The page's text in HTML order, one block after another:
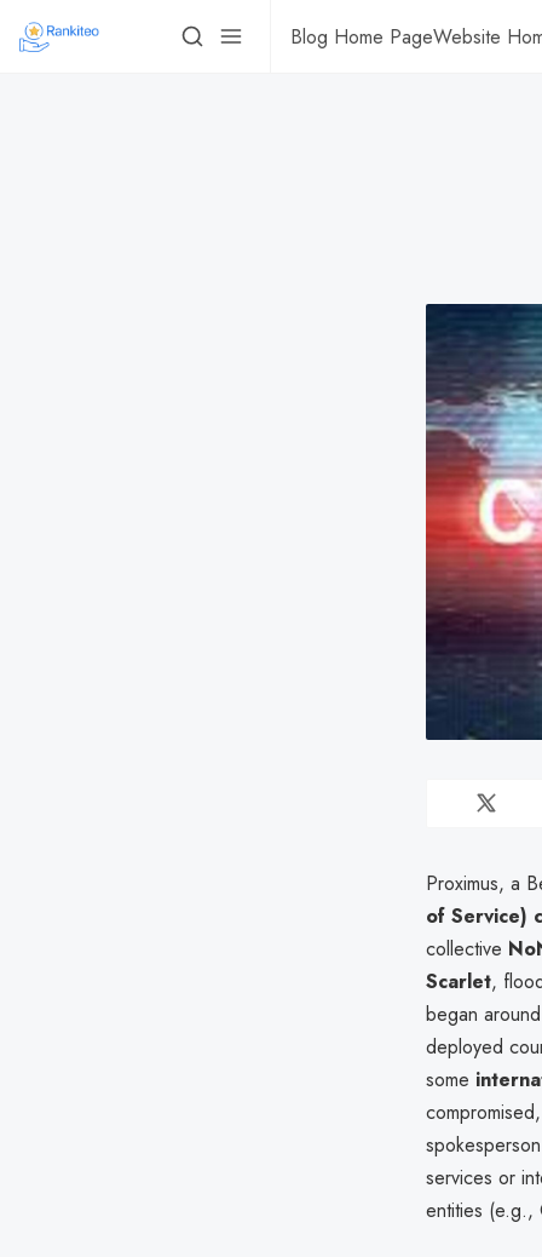
Blog Home PageWebsite
Proximus, a
of Service)
collective
Scarlet,
began around
deployed
some
services or
entities (e.g.,